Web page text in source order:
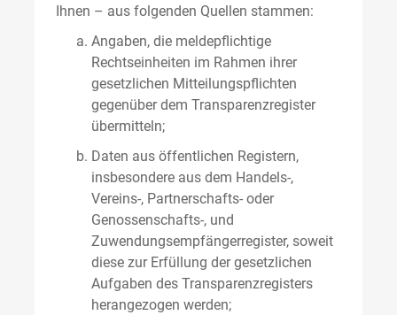
Ihnen – aus folgenden Quellen stammen:
Angaben, die meldepflichtige
Rechtseinheiten im Rahmen ihrer
gesetzlichen Mitteilungspflichten
gegenüber dem Transparenzregister
übermitteln;
Daten aus öffentlichen Registern,
insbesondere aus dem Handels-,
Vereins-, Partnerschafts- oder
Genossenschafts-, und
Zuwendungsempfängerregister, soweit
diese zur Erfüllung der gesetzlichen
Aufgaben des Transparenzregisters
herangezogen werden;